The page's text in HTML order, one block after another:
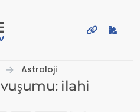
PAYLAŞIM PLATFORMU
Astroloji
ilahi